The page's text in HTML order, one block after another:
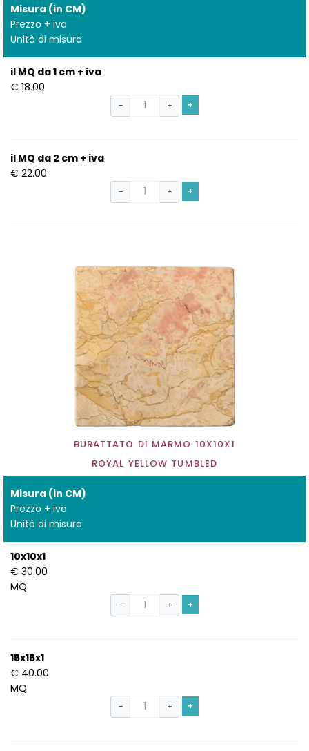
Misura (in CM)
Prezzo + iva
Unità di misura
il MQ da 1 cm + iva
€ 18.00
− + +
il MQ da 2 cm + iva
€ 22.00
− + +
BURATTATO DI MARMO 10X10X1
ROYAL YELLOW TUMBLED
Misura (in CM)
Prezzo + iva
Unità di misura
10x10x1
€ 30.00
MQ
− + +
15x15x1
€ 40.00
MQ
− + +